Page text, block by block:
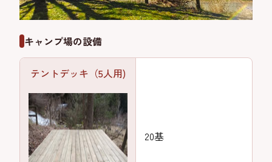
キャンプ場の設備
テントデッキ（5人用)
20基